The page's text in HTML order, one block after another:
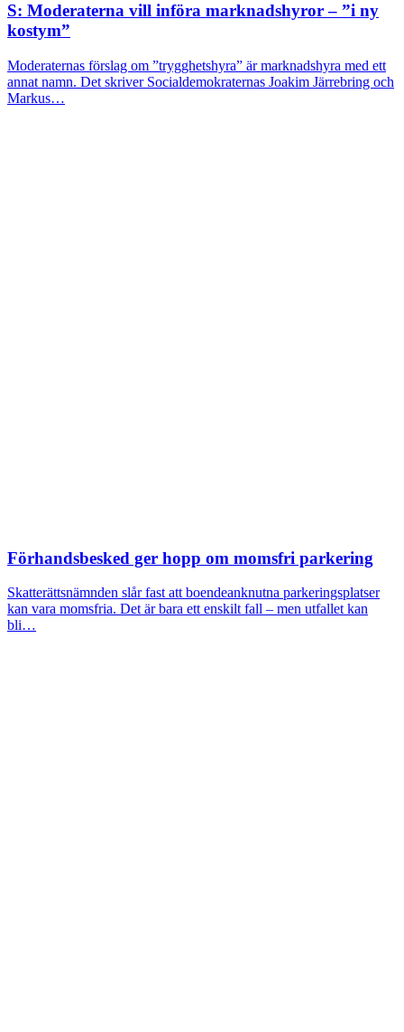
S: Moderaterna vill införa marknadshyror – ”i ny
kostym”
Moderaternas förslag om ”trygghetshyra” är marknadshyra med ett
annat namn. Det skriver Socialdemokraternas Joakim Järrebring och
Markus…
Förhandsbesked ger hopp om momsfri parkering
Skatterättsnämnden slår fast att boendeanknutna parkeringsplatser
kan vara momsfria. Det är bara ett enskilt fall – men utfallet kan
bli…